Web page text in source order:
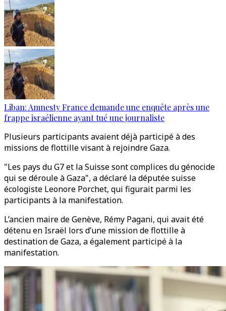
Liban: Amnesty France demande une enquête après une
frappe israélienne ayant tué une journaliste
Plusieurs participants avaient déjà participé à des
missions de flottille visant à rejoindre Gaza.
"Les pays du G7 et la Suisse sont complices du génocide
qui se déroule à Gaza", a déclaré la députée suisse
écologiste Leonore Porchet, qui figurait parmi les
participants à la manifestation.
L’ancien maire de Genève, Rémy Pagani, qui avait été
détenu en Israël lors d’une mission de flottille à
destination de Gaza, a également participé à la
manifestation.